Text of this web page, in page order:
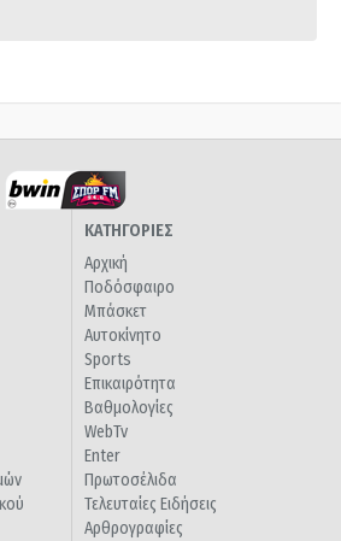
ΚΑΤΗΓΟΡΙΕΣ
Αρχική
Ποδόσφαιρο
Μπάσκετ
Αυτοκίνητο
Sports
Επικαιρότητα
Βαθμολογίες
WebTv
Enter
Πρωτοσέλιδα
Τελευταίες Ειδήσεις
Αρθρογραφίες